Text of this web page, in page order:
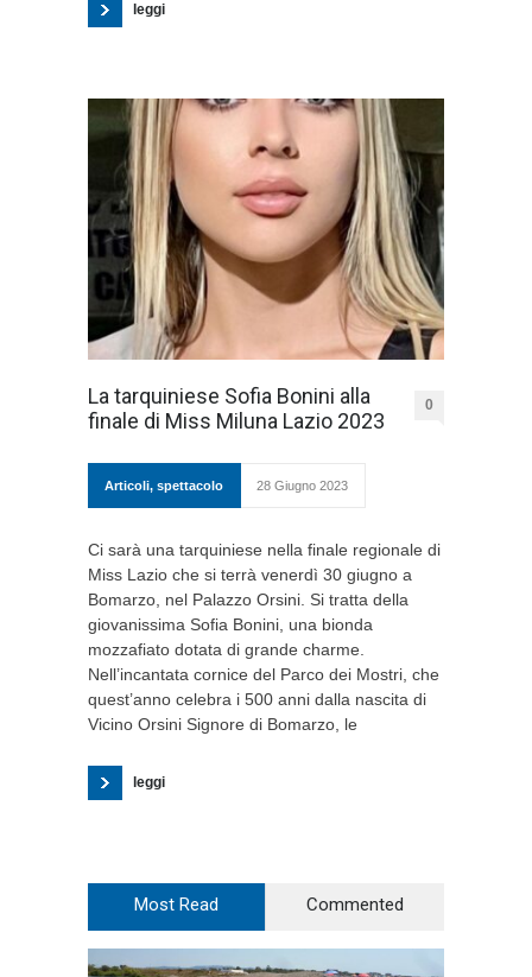
leggi
La tarquiniese Sofia Bonini alla
finale di Miss Miluna Lazio 2023
0
Articoli, spettacolo 28 Giugno 2023
Ci sarà una tarquiniese nella finale regionale di
Miss Lazio che si terrà venerdì 30 giugno a
Bomarzo, nel Palazzo Orsini. Si tratta della
giovanissima Sofia Bonini, una bionda
mozzafiato dotata di grande charme.
Nell’incantata cornice del Parco dei Mostri, che
quest’anno celebra i 500 anni dalla nascita di
Vicino Orsini Signore di Bomarzo, le
leggi
Most Read Commented